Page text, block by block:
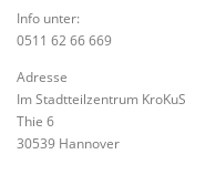
Info unter:
0511 62 66 669
Adresse
Im Stadtteilzentrum KroKuS
Thie 6
30539 Hannover